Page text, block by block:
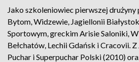
Jako szkoleniowiec pierwszej drużyny
Bytom, Widzewie, Jagiellonii
Sportowym, greckim Arisie Saloniki,
Bełchatów, Lechii Gdańsk i Cracovii. Z
Puchar i Superpuchar Polski (2010)